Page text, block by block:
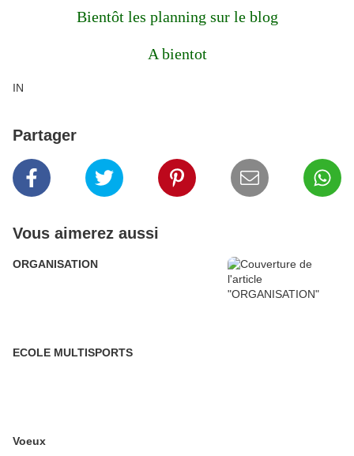
Bientôt les planning sur le blog
A bientot
IN
Partager
Vous aimerez aussi
ORGANISATION
ECOLE MULTISPORTS
Voeux